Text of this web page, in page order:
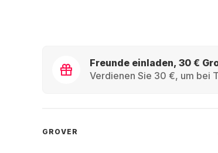
Freunde einladen, 30 €
Verdienen Sie 30 €, um bei
GROVER